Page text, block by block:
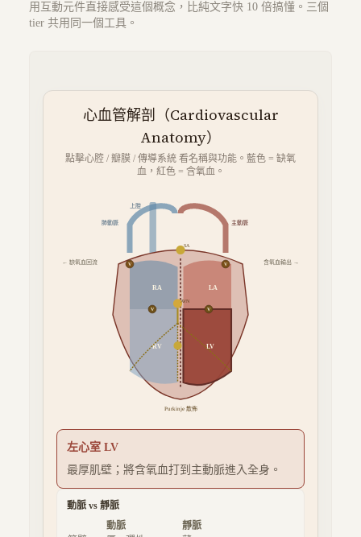
用互動元件直接感受這個概念，比純文字快 10 倍搞懂。三個
tier 共用同一個工具。
心血管解剖（Cardiovascular
Anatomy）
點擊心腔 / 瓣膜 / 傳導系統 看名稱與功能。藍色 = 缺氧
血，紅色 = 含氧血。
主動脈
肺動脈
上腔
RA
RV
LA
LV
V V
V V
SA
AVN
Purkinje 散佈
← 缺氧血回流 含氧血輸出 →
左心室 LV
最厚肌壁；將含氧血打到主動脈進入全身。
動脈 vs 靜脈
動脈
靜脈